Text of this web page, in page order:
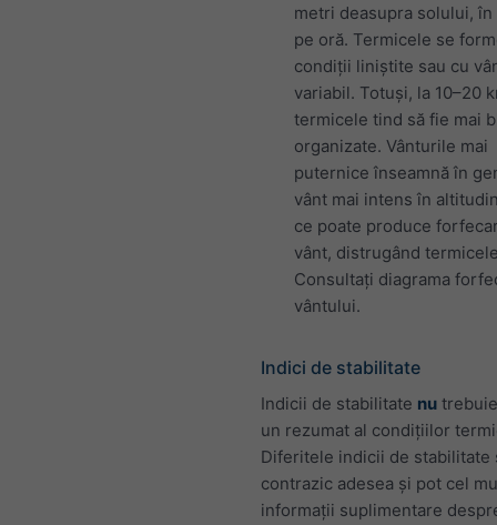
metri deasupra solului,
pe oră. Termicele se
condiții liniștite sau cu
variabil. Totuși, la 10–20
termicele tind să fie mai
organizate. Vânturile mai
puternice înseamnă în
vânt mai intens în
ce poate produce
vânt, distrugând
Consultați diagrama
vântului.
Indici de stabilitate
Indicii de stabilitate nu
un rezumat al condițiilor
Diferitele indicii de stabilitate
contrazic adesea și pot cel
informații suplimentare